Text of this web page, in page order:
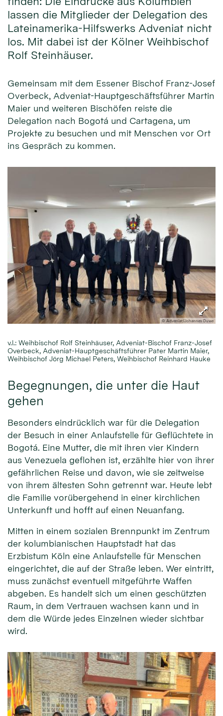
lassen die Mitglieder der Delegation des
Lateinamerika-Hilfswerks Adveniat nicht
los. Mit dabei ist der Kölner Weihbischof
Rolf Steinhäuser.
Gemeinsam mit dem Essener Bischof Franz-Josef
Overbeck, Adveniat-Hauptgeschäftsführer Martin
Maier und weiteren Bischöfen reiste die
Delegation nach Bogotá und Cartagena, um
Projekte zu besuchen und mit Menschen vor Ort
ins Gespräch zu kommen.
© Adveniat/Johannes Duwe
v.l.: Weihbischof Rolf Steinhäuser, Adveniat-Bischof Franz-Josef
Overbeck, Adveniat-Hauptgeschäftsführer Pater Martin Maier,
Weihbischof Jörg Michael Peters, Weihbischof Reinhard Hauke
Begegnungen, die unter die Haut
gehen
Besonders eindrücklich war für die Delegation
der Besuch in einer Anlaufstelle für Geflüchtete in
Bogotá. Eine Mutter, die mit ihren vier Kindern
aus Venezuela geflohen ist, erzählte hier von ihrer
gefährlichen Reise und davon, wie sie zeitweise
von ihrem ältesten Sohn getrennt war. Heute lebt
die Familie vorübergehend in einer kirchlichen
Unterkunft und hofft auf einen Neuanfang.
Mitten in einem sozialen Brennpunkt im Zentrum
der kolumbianischen Hauptstadt hat das
Erzbistum Köln eine Anlaufstelle für Menschen
eingerichtet, die auf der Straße leben. Wer eintritt,
muss zunächst eventuell mitgeführte Waffen
abgeben. Es handelt sich um einen geschützten
Raum, in dem Vertrauen wachsen kann und in
dem die Würde jedes Einzelnen wieder sichtbar
wird.